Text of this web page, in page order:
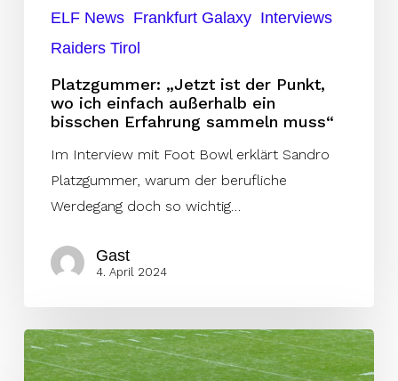
bisschen
Erfahrung
sammeln
muss“
ELF News Frankfurt Galaxy Interviews
Raiders Tirol
Platzgummer: „Jetzt ist der Punkt,
wo ich einfach außerhalb ein
bisschen Erfahrung sammeln muss“
Im Interview mit Foot Bowl erklärt Sandro
Platzgummer, warum der berufliche
Werdegang doch so wichtig…
Gast
4. April 2024
3
Playoff-